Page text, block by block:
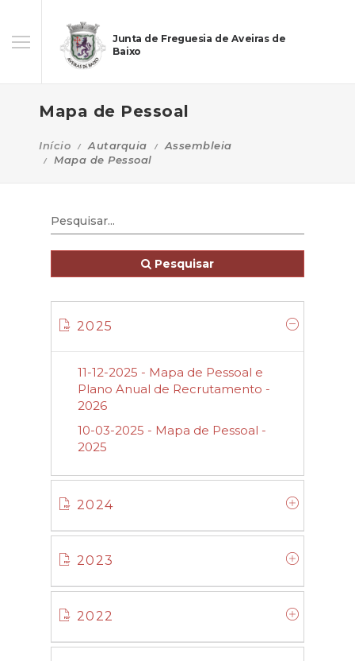
Junta de Freguesia de Aveiras de
Baixo
Mapa de Pessoal
Início Autarquia
Assembleia
Mapa de Pessoal
Pesquisar
2025
11-12-2025 - Mapa de Pessoal e
Plano Anual de Recrutamento -
2026
10-03-2025 - Mapa de Pessoal -
2025
2024
2023
2022